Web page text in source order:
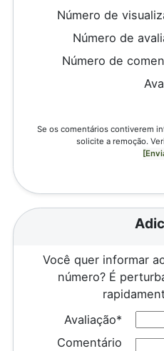
Número de
Número de
Número de
Se os comentários contiverem
solicite a remoção.
Você quer informar
número? É
Avaliação*
Comentário